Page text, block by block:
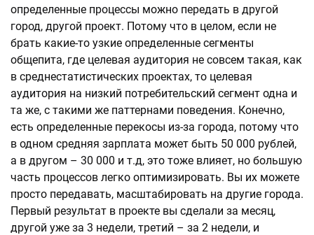
определенные процессы можно передать в другой
город, другой проект. Потому что в целом, если не
брать какие-то узкие определенные сегменты
общепита, где целевая аудитория не совсем такая, как
в среднестатистических проектах, то целевая
аудитория на низкий потребительский сегмент одна и
та же, с такими же паттернами поведения. Конечно,
есть определенные перекосы из-за города, потому что
в одном средняя зарплата может быть 50 000 рублей,
а в другом – 30 000 и т.д, это тоже влияет, но большую
часть процессов легко оптимизировать. Вы их можете
просто передавать, масштабировать на другие города.
Первый результат в проекте вы сделали за месяц,
другой уже за 3 недели, третий – за 2 недели, и